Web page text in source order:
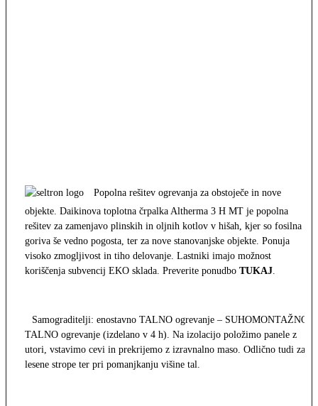
Popolna rešitev ogrevanja za obstoječe in nove
objekte. Daikinova toplotna črpalka Altherma 3 H MT je popolna
rešitev za zamenjavo plinskih in oljnih kotlov v hišah, kjer so fosilna
goriva še vedno pogosta, ter za nove stanovanjske objekte. Ponuja
visoko zmogljivost in tiho delovanje. Lastniki imajo možnost
koriščenja subvencij EKO sklada. Preverite ponudbo TUKAJ.
Samograditelji: enostavno TALNO ogrevanje – SUHOMONTAŽNO
TALNO ogrevanje (izdelano v 4 h). Na izolacijo položimo panele z
utori, vstavimo cevi in prekrijemo z izravnalno maso. Odlično tudi za
lesene strope ter pri pomanjkanju višine tal.